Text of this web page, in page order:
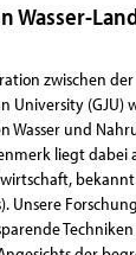
Wasser-
zwischen
University (GJU)
Wasser und
liegt dabei
bekannt
Unsere